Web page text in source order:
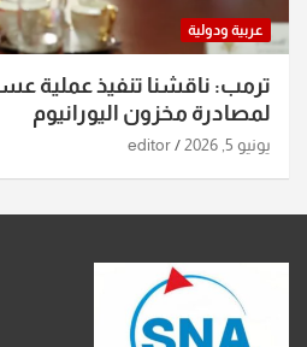
عربية ودولية
ترمب: ناقشنا تنفيذ عملية
لمصادرة مخزون اليورانيوم
يونيو 5, 2026 editor